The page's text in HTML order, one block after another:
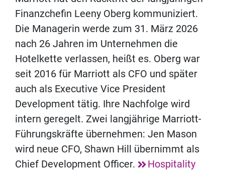
Finanzchefin Leeny Oberg kommuniziert.
Die Managerin werde zum 31. März 2026
nach 26 Jahren im Unternehmen die
Hotelkette verlassen, heißt es. Oberg war
seit 2016 für Marriott als CFO und später
auch als Executive Vice President
Development tätig. Ihre Nachfolge wird
intern geregelt. Zwei langjährige Marriott-
Führungskräfte übernehmen: Jen Mason
wird neue CFO, Shawn Hill übernimmt als
Chief Development Officer.
Hospitality